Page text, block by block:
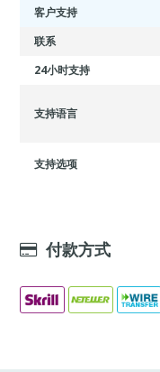
客户支持
联系
24小时支持
支持语言
支持选项
付款方式